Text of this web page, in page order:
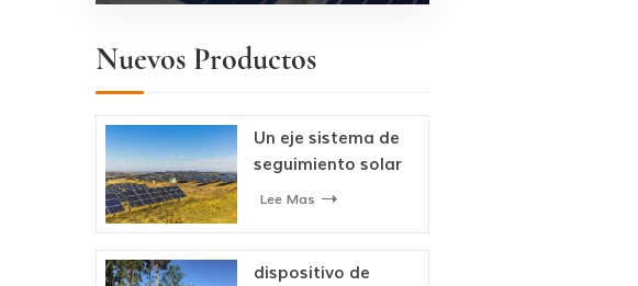
Nuevos Productos
Un eje sistema de
seguimiento solar
fotovoltaico
Lee Mas
dispositivo de